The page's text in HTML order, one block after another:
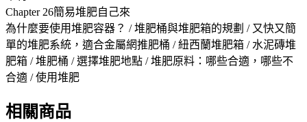
Chapter 26簡易堆肥自己來
為什麼要使用堆肥容器？ / 堆肥桶與堆肥箱的規劃 / 又快又簡
單的堆肥系統，適合金屬網推肥桶 / 紐西蘭堆肥箱 / 水泥磚堆
肥箱 / 堆肥桶 / 選擇堆肥地點 / 堆肥原料：哪些合適，哪些不
合適 / 使用堆肥
相關商品